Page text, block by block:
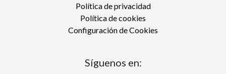
Política de privacidad
Política de cookies
Configuración de Cookies
Síguenos en: